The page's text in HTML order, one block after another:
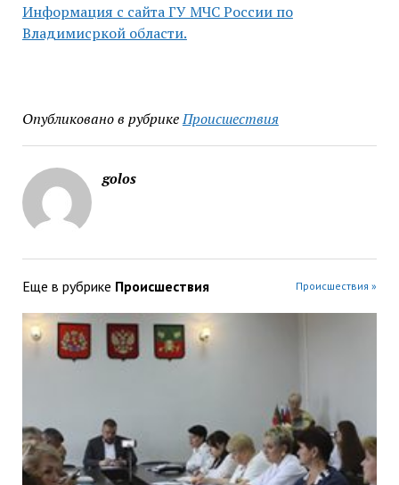
Информация с сайта ГУ МЧС России по
Владимисркой области.
Опубликовано в рубрикеПроисшествия
golos
Еще в рубрике Происшествия Происшествия »